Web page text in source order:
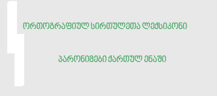
ᲝᲠᲗᲝᲒᲠᲐᲤᲘᲣᲚ ᲡᲘᲠᲗᲣᲚᲔᲗᲐ ᲚᲔᲥᲡᲘᲙᲝᲜᲘ
ᲞᲐᲠᲝᲜᲘᲛᲔᲑᲘ ᲥᲐᲠᲗᲣᲚ ᲔᲜᲐᲨᲘ